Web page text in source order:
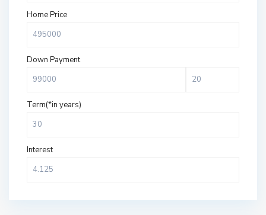
Home Price
Down Payment
Term(*in years)
Interest